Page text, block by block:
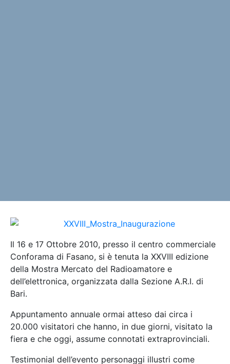
Il 16 e 17 Ottobre 2010, presso il centro commerciale
Conforama di Fasano, si è tenuta la XXVIII edizione
della Mostra Mercato del Radioamatore e
dell’elettronica, organizzata dalla Sezione A.R.I. di
Bari.
Appuntamento annuale ormai atteso dai circa i
20.000 visitatori che hanno, in due giorni, visitato la
fiera e che oggi, assume connotati extraprovinciali.
Testimonial dell’evento personaggi illustri come